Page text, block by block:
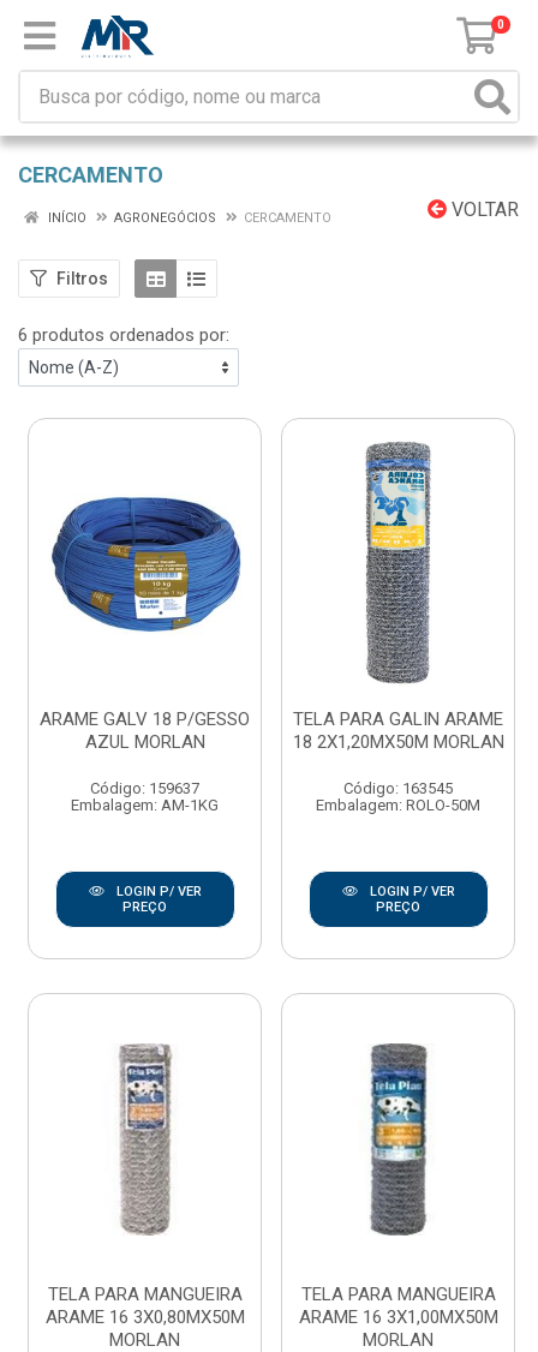
0
CERCAMENTO
VOLTAR
INÍCIO AGRONEGÓCIOS CERCAMENTO
Filtros
6 produtos ordenados por:
ARAME GALV 18 P/GESSO
AZUL MORLAN
Código: 159637
Embalagem: AM-1KG
LOGIN P/ VER
PREÇO
TELA PARA GALIN ARAME
18 2X1,20MX50M MORLAN
Código: 163545
Embalagem: ROLO-50M
LOGIN P/ VER
PREÇO
TELA PARA MANGUEIRA
ARAME 16 3X0,80MX50M
MORLAN
TELA PARA MANGUEIRA
ARAME 16 3X1,00MX50M
MORLAN